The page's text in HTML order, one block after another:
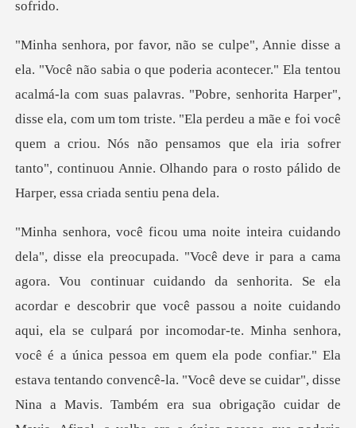
com suas palavras. "Pobre, senhorita Harper",
disse ela, com um tom triste. "Ela perdeu a mãe e foi você
quem a criou. Nós n
cuidando
aqui, ela se culpará por incomodar-te. Minha senhora,
você é a única pessoa em quem ela pode confiar." Ela
estava tentando convencê-la. "Você deve se cuidar", disse
Nina a Mavis. Também era sua